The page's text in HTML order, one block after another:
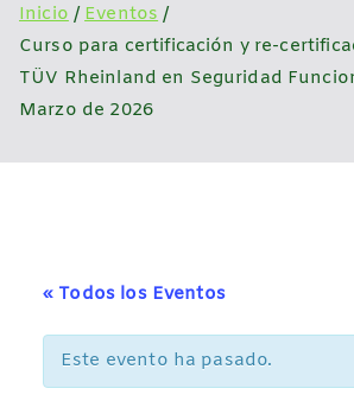
Inicio
Eventos
Curso para certificación y re-
TÜV Rheinland en Seguridad
Marzo de 2026
« Todos los Eventos
Este evento ha pasado.